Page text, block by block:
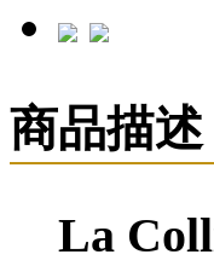
商品描述
La